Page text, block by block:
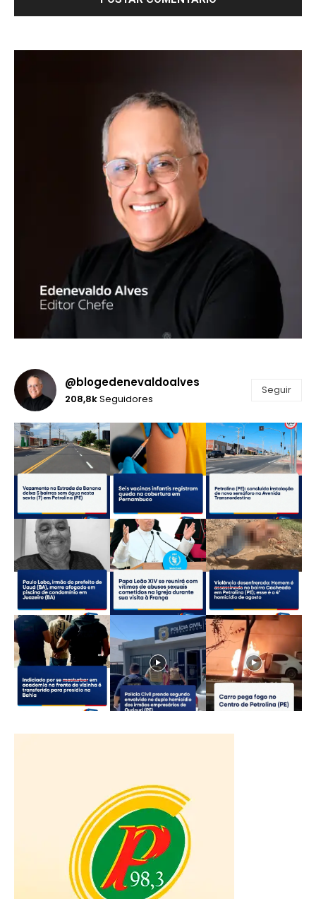
@blogedenevaldoalves
208,8kSeguidores
Seguir